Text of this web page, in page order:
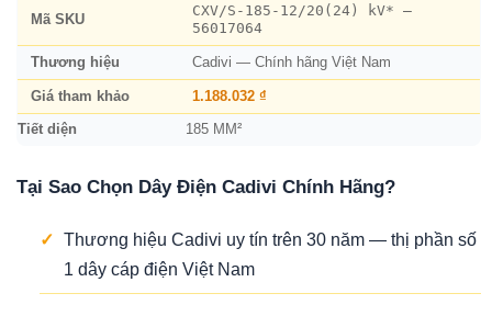
Mã SKU
CXV/S-185-12/20(24) kV* –
56017064
Thương hiệu Cadivi — Chính hãng Việt Nam
Giá tham khảo 1.188.032 ₫
Tiết diện 185 MM²
Tại Sao Chọn Dây Điện Cadivi Chính Hãng?
✓ Thương hiệu Cadivi uy tín trên 30 năm — thị phần số
1 dây cáp điện Việt Nam